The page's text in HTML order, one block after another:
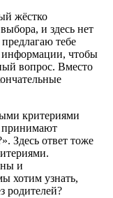
жёстко
и здесь нет
тебе
информации, чтобы
вопрос. Вместо
критериями
принимают
Здесь ответ тоже
и
хотим узнать,
родителей?